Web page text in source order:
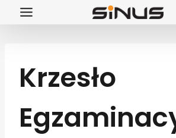
Przejdź
Krzesło